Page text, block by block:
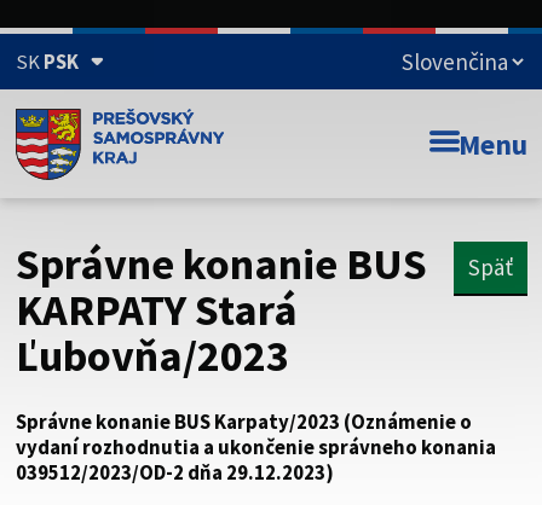
SKPSK
Doména psk.sk je oficiálna
Toto je oficiálna webová stránka Prešovského
Táto stránka je zabezpečená
Buďte pozorní a vždy sa uistite, že zdieľate informácie iba
cez zabezpečenú webovú stránku. Zabezpečená stránka
Menu
Správne konanie BUS
KARPATY Stará
Ľubovňa/2023
Späť
Správne konanie BUS Karpaty/2023 (Oznámenie o
vydaní rozhodnutia a ukončenie správneho konania
039512/2023/OD-2 dňa 29.12.2023)